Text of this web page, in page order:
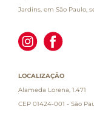
Jardins, em São Paulo,
LOCALIZAÇÃO
Alameda Lorena, 1.471
CEP 01424-001 - São